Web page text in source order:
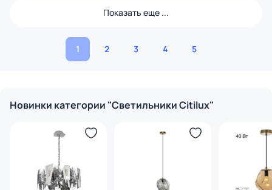
Показать еще ...
1 2 3 4 5
Новинки категории "Светильники Citilux"